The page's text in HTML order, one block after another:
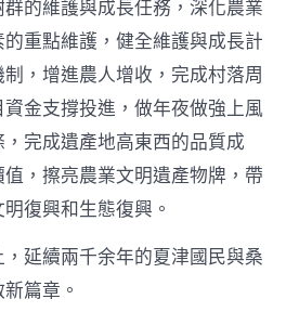
的維護與成長任務，深化農業
重點維護，健全維護與成長計
，增進農人增收，完成村落周
金支撐投進，做年夜做強上風
完成遺產地高東西的品質成
，擦亮農業文明遺產物牌，帶
復興和生態復興。
延續兩千余年的夏津國民與桑
篇章。